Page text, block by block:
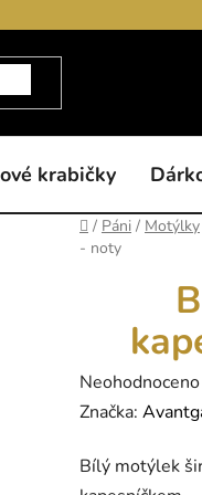
krabičky
Domů
/ Páni / Motýlky
- noty
Průměrné
hodnocení
je
Neohodnoceno
Značka:
Bílý motýlek